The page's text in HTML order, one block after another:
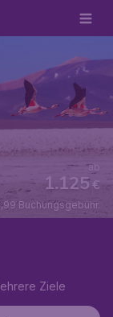
€
1.125
ab
Buchungsgebühr.
Ziele